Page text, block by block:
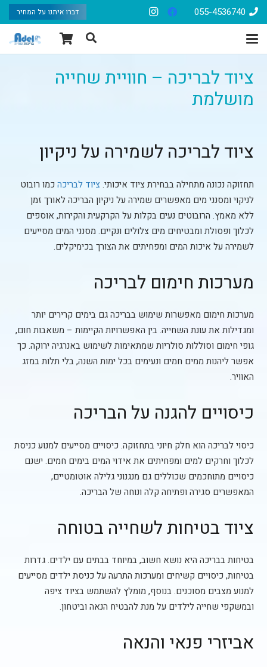
055-4536740 דברו איתנו על המחיר
ציוד לבריכה – חוויית שחייה
מושלמת
ציוד לבריכה לשמירה על ניקיון
תחזוקה נכונה מתחילה בבחירת ציוד איכותי.ציוד לבריכה כמו רובוט
לניקוי ומסנני מים מאפשרים שמירה על ניקיון הבריכה לאורך זמן
ללא מאמץ. הרובוטים נעים בקלות על הקרקעית והקירות, אוספים
לכלוך ופסולת ומבטיחים מים צלולים ונקיים. מסנני המים מסייעים
לשמירה על איכות המים ומפחיתים את הצורך בכימיקלים.
מערכות חימום לבריכה
מערכות חימום מאפשרות שימוש בבריכה גם בימים קרירים יותר
ומגדילות את עונת השחייה. בין האפשרויות הקיימות – משאבות חום,
גופי חימום וסוללות סולריות שמתאימות לשימוש באנרגיה ירוקה. כך
אפשר ליהנות ממים חמים ונעימים בכל ימות השנה, בלי תלות במזג
האוויר.
כיסויים להגנה על הבריכה
כיסוי לבריכה הוא חלק חיוני בתחזוקה. כיסויים מסייעים למנוע כניסת
לכלוך וחרקים למים ומפחיתים את אידוי המים בימים חמים. ישנם
כיסויים מתוחכמים שכוללים גם מנגנוני גלילה אוטומטיים,
המאפשרים סגירה ופתיחה קלה ונוחה של הבריכה.
ציוד בטיחות לשחייה בטוחה
בטיחות בבריכה היא נושא חשוב, במיוחד בבתים עם ילדים. גדרות
בטיחות, כיסויים קשיחים ומערכות התרעה על כניסת ילדים מסייעים
למנוע מצבים מסוכנים. בנוסף, מומלץ להשתמש בציוד ציפה
ובמשקפי שחייה לילדים על מנת להבטיח הנאה וביטחון.
אביזרי פנאי והנאה